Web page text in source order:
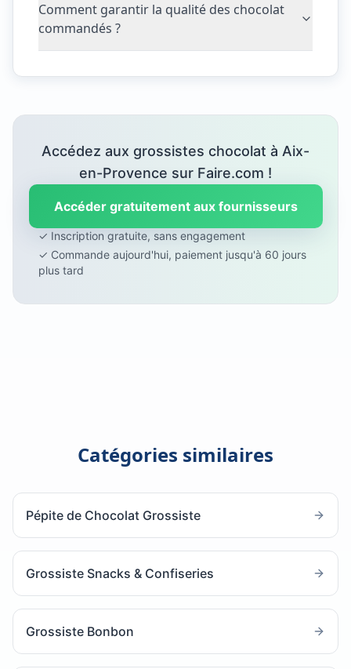
Comment garantir la qualité des chocolat
commandés ?
Accédez aux grossistes chocolat à Aix-
en-Provence sur Faire.com !
Accéder gratuitement aux fournisseurs
✓ Inscription gratuite, sans engagement
✓ Commande aujourd'hui, paiement jusqu'à 60 jours
plus tard
Catégories similaires
Pépite de Chocolat Grossiste
Grossiste Snacks & Confiseries
Grossiste Bonbon